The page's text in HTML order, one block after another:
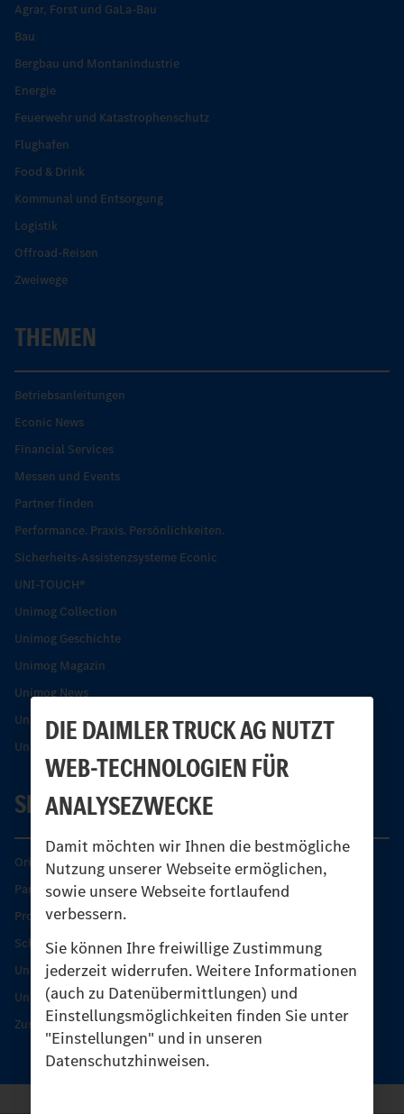
DIE DAIMLER TRUCK AG NUTZT
WEB-TECHNOLOGIEN FÜR
ANALYSEZWECKE
Damit möchten wir Ihnen die bestmögliche
Nutzung unserer Webseite ermöglichen,
sowie unsere Webseite fortlaufend
verbessern.
Sie können Ihre freiwillige Zustimmung
jederzeit widerrufen. Weitere Informationen
(auch zu Datenübermittlungen) und
Einstellungsmöglichkeiten finden Sie unter
"Einstellungen" und in unseren
Datenschutzhinweisen.
Agrar, Forst und GaLa-Bau
Bau
Bergbau und Montanindustrie
Energie
Feuerwehr und Katastrophenschutz
Flughafen
Food & Drink
Kommunal und Entsorgung
Logistik
Offroad-Reisen
Zweiwege
THEMEN
Betriebsanleitungen
Econic News
Financial Services
Messen und Events
Partner finden
Performance. Praxis. Persönlichkeiten.
Sicherheits-Assistenzsysteme Econic
UNI-TOUCH®
Unimog Collection
Unimog Geschichte
Unimog Magazin
Unimog News
Unimog Partner-Portal
Unimog Sicherheit
SERVICE
Original-Teile
Partner finden
Produkt-Highlights
Schutz und Werterhalt
Unimog Serviceangebot
Unimog Servicetage
Zusatzleistungen